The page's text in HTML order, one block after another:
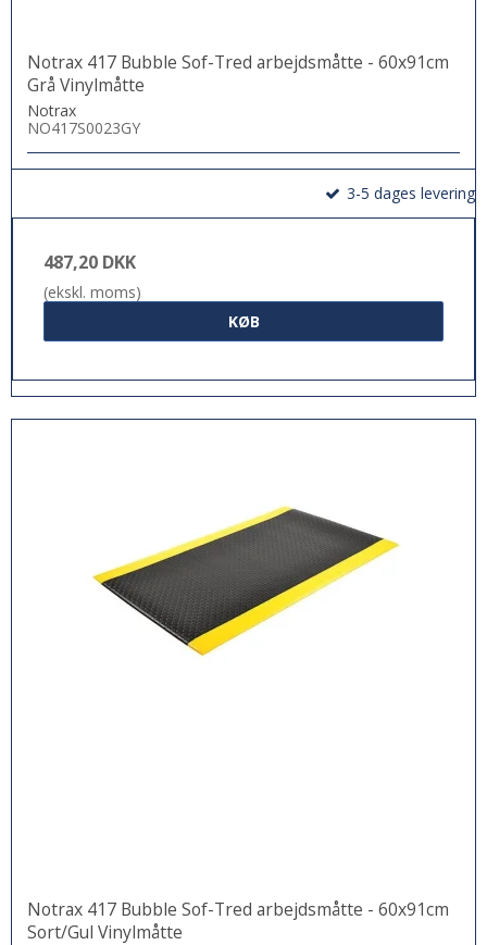
Notrax 417 Bubble Sof-Tred arbejdsmåtte - 60x91cm
Grå Vinylmåtte
Notrax
NO417S0023GY
3-5 dages levering
487,20 DKK
(ekskl. moms)
KØB
Notrax 417 Bubble Sof-Tred arbejdsmåtte - 60x91cm
Sort/Gul Vinylmåtte